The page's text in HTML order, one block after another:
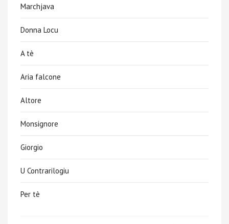
Marchjava
Donna Locu
A tè
Aria falcone
Altore
Monsignore
Giorgio
U Contrarilogiu
Per tè